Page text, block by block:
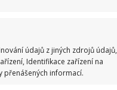
údajů z jiných zdrojů údajů,
Identifikace zařízení na
přenášených informací.